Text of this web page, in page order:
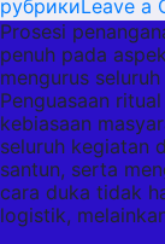
рубрикиLeave a
Prosesi
penuh pada
mengurus
Penguasaan
kebiasaan
seluruh kegiatan
santun, serta
cara duka tidak
logistik,